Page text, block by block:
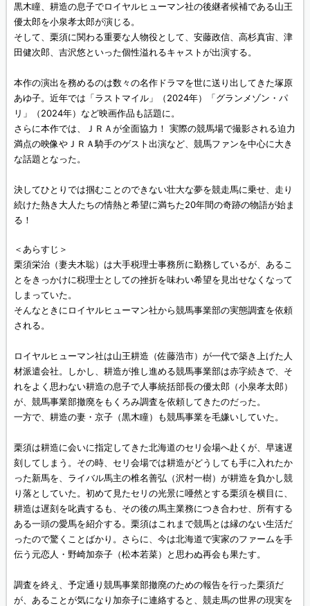
黒木瞳、耕造の息子でロイヤルヒューマン社の後継者候補である山王
優太郎を小泉孝太郎が演じる。
そして、栗須に関わる重要な人物役として、安藤政信、高杉真宙、津
田健次郎、吉沢悠といった個性溢れるキャストが出演する。
本作の演出を務めるのは数々の名作ドラマを世に送り出してきた塚原
あゆ子。近年では「ラストマイル」（2024年）「グランメゾン・パ
リ」（2024年）など映画作品も話題に。
さらに本作では、ＪＲＡが全面協力！ 実際の競馬場で撮影される迫力
満点の映像やＪＲＡ騎手のゲスト出演など、競馬ファンを中心に大き
な話題となった。
決してひとりでは掴むことのできない壮大な夢を競走馬に乗せ、走り
続けた熱き大人たちの情熱と希望に満ちた20年間の奇跡の物語が始ま
る！
＜あらすじ＞
栗須栄治（妻夫木聡）は大手税理士事務所に勤務しているが、あるこ
とをきっかけに税理士としての挫折を味わい希望を見出せなくなって
しまっていた。
そんなときにロイヤルヒューマン社から競馬事業部の実態調査を依頼
される。
ロイヤルヒューマン社は山王耕造（佐藤浩市）が一代で築き上げた人
材派遣会社。しかし、耕造が推し進める競馬事業部は赤字続きで、そ
れをよく思わない耕造の息子で人事統括部長の優太郎（小泉孝太郎）
が、競馬事業部撤廃をもくろみ調査を依頼してきたのだった。
一方で、耕造の妻・京子（黒木瞳）も競馬事業を毛嫌いしていた。
栗須は耕造に会いに指定してきた北海道のセリ会場へ赴くが、早速遅
刻してしまう。その時、セリ会場では耕造がどうしても手に入れたか
った新馬を、ライバル馬主の椎名善弘（沢村一樹）が耕造を負かし競
り落としていた。初めて見たセリの光景に唖然とする栗須を横目に、
耕造は遅刻を叱責するも、その後の馬主業務につき合わせ、所有する
ある一頭の愛馬を紹介する。栗須はこれまで競馬とは縁のない生活だ
ったので驚くことばかり。さらに、今は北海道で実家のファームを手
伝う元恋人・野崎加奈子（松本若菜）と思わぬ再会も果たす。
調査を終え、予定通り競馬事業部撤廃のための報告を行った栗須だ
が、あることが気になり加奈子に連絡すると、競走馬の世界の現実を